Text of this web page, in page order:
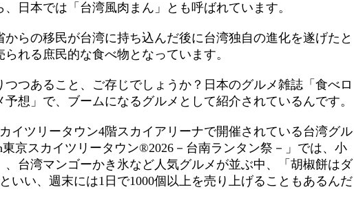
日本では「台湾風肉まん」とも呼ばれています。
らの移民が台湾に持ち込んだ後に台湾独自の進化を遂げたと
れる庶民的な食べ物となっています。
つあること、ご存じでしょうか？日本のグルメ雑誌「食べロ
想」で、ブームになるグルメとして紹介されているんです。
イツリータウン4階スカイアリーナで開催されている台湾グル
京スカイツリータウン®2026－台南ランタン祭－」では、小
台湾マンゴーかき氷など人気グルメが並ぶ中、「胡椒餅はダ
いい、週末には1日で1000個以上を売り上げることもあるんだ